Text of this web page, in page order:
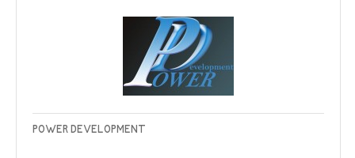
POWER DEVELOPMENT